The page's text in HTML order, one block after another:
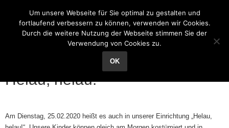
12Feb.
Helau, helau!
Am Dienstag, 25.02.2020 heißt es auch in unserer Einrichtung „Helau,
Grundschule Reichenhain
Um unsere Webseite für Sie optimal zu gestalten und
fortlaufend verbessern zu können, verwenden wir Cookies.
Durch die weitere Nutzung der Webseite stimmen Sie der
Verwendung von Cookies zu.
OK